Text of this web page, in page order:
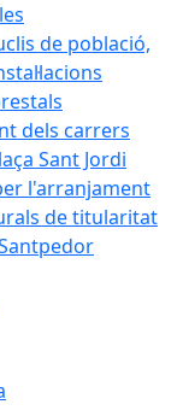
de població,
dels carrers
Sant Jordi
l'arranjament
de titularitat